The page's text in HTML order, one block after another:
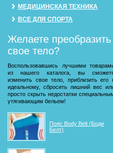
МЕДИЦИНСКАЯ ТЕХНИКА
ВСЕ ДЛЯ СПОРТА
Желаете преобразить
свое тело?
Воспользовавшись лучшими
из нашего каталога, вы
изменить свое тело, приблизить его
идеальному, сбросить лишний вес
просто скрыть недостатки
утягивающим бельем!
Пояс Body Belt (Боди
Белт)